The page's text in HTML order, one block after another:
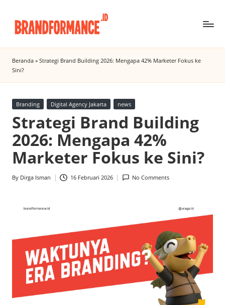
B
r
a
n
d
f
o
r
m
c
M
Agency
Beranda » Strategi Brand Building 2026: Mengapa 42% Marketer Fokus ke
Sini?
Posted
Branding Digital Agency Jakarta news
Strategi Brand Building
2026: Mengapa 42%
Marketer Fokus ke Sini?
Posted
By Dirga Isman 16 Februari 2026 No Comments